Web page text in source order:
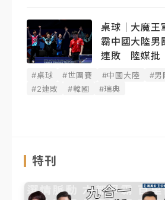
桌球｜大魔王
霸中國大陸男
連敗 陸媒批
#桌球 #世團賽 #中國大陸 #男
#2連敗
#韓國 #瑞典
特刊